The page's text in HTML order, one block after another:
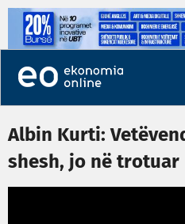
Albin Kurti:
shesh, jo në trotuar